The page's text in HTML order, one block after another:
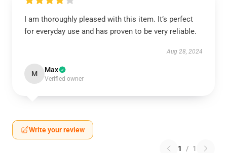
I am thoroughly pleased with this item. It’s perfect
for everyday use and has proven to be very reliable.
Aug 28, 2024
M Max
Verified owner
Write your review
1 / 1